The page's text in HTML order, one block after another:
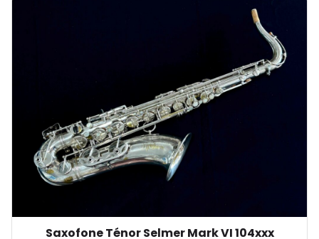
Saxofone Ténor Selmer Mark VI 104xxx